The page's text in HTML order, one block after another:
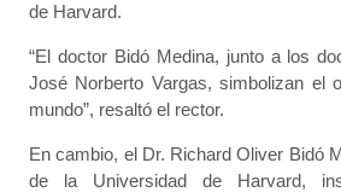
de Harvard.
“El doctor Bidó Medina, junto a los
José Norberto Vargas, simbolizan el
mundo”, resaltó el rector.
En cambio, el Dr. Richard Oliver Bidó
de la Universidad de Harvard,